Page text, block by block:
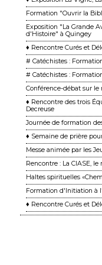
Formation "Ouvrir la
Exposition "La Grande
d'Histoire" à Quingey
♦ Rencontre Curés et
# Catéchistes :
# Catéchistes :
Conférence-débat sur le
♦ Rencontre des trois
Decreuse
Journée de formation
♦ Semaine de prière
Messe animée par les
Rencontre : La CIASE,
Haltes spirituelles
Formation d'Initiation à
♦ Rencontre Curés et